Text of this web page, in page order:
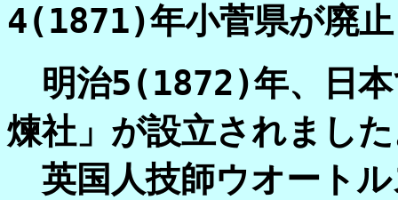
4(1871)年小菅県が廃
明治5(1872)年、日本
煉社」が設立されまし
英国人技師ウオート